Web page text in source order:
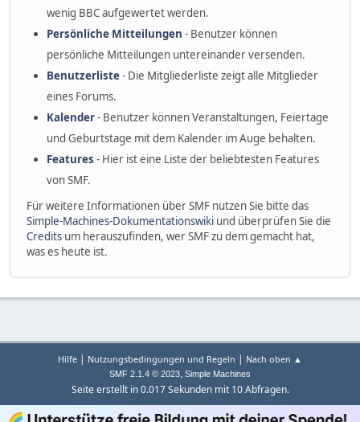
wenig BBC aufgewertet werden.
Persönliche Mitteilungen - Benutzer können
persönliche Mitteilungen untereinander versenden.
Benutzerliste- Die Mitgliederliste zeigt alle Mitglieder
eines Forums.
Kalender- Benutzer können Veranstaltungen, Feiertage
und Geburtstage mit dem Kalender im Auge behalten.
Features - Hier ist eine Liste der beliebtesten Features
von SMF.
Für weitere Informationen über SMF nutzen Sie bitte das
Simple-Machines-Dokumentationswiki und überprüfen Sie die
Credits um herauszufinden, wer SMF zu dem gemacht hat,
was es heute ist.
Hilfe | Nutzungsbedingungen und Regeln | Nach oben ▲
SMF 2.1.4 © 2023, Simple Machines
Seite erstellt in 0.017 Sekunden mit 10 Abfragen.